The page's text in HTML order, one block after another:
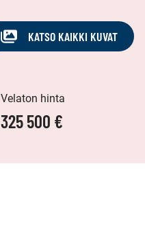
KATSO KAIKKI KUVAT
Velaton hinta
325 500 €